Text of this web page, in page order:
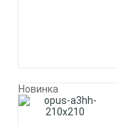
Новинка